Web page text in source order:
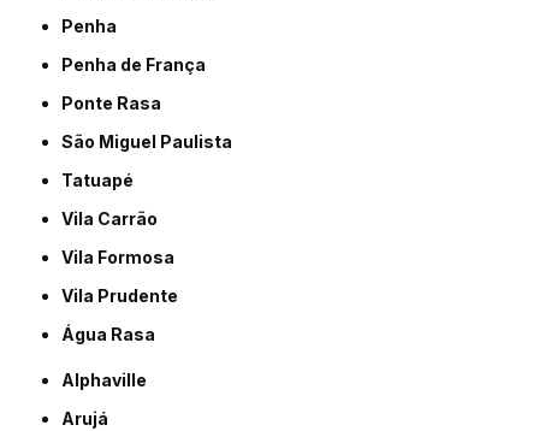
Penha
Penha de França
Ponte Rasa
São Miguel Paulista
Tatuapé
Vila Carrão
Vila Formosa
Vila Prudente
Água Rasa
Alphaville
Arujá